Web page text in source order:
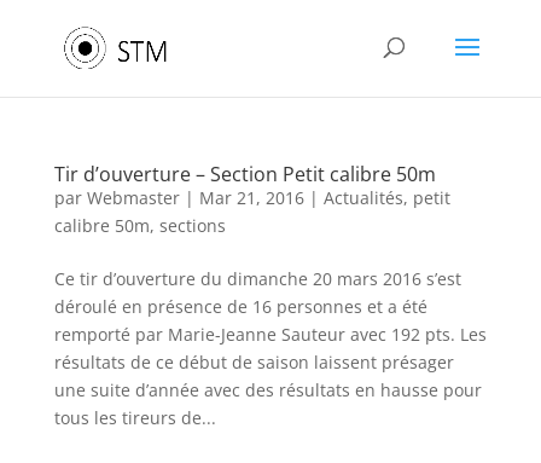
Tir d’ouverture – Section Petit calibre 50m
par Webmaster| Mar 21, 2016| Actualités, petit
calibre 50m, sections
Ce tir d’ouverture du dimanche 20 mars 2016 s’est
déroulé en présence de 16 personnes et a été
remporté par Marie-Jeanne Sauteur avec 192 pts. Les
résultats de ce début de saison laissent présager
une suite d’année avec des résultats en hausse pour
tous les tireurs de...